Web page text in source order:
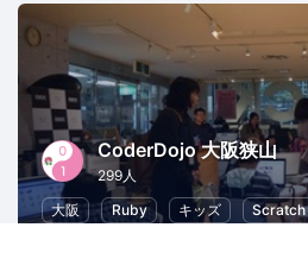
CoderDojo 大阪狭山
299人
大阪
Ruby キッズ Scratch